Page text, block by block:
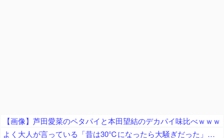
【画像】芦田愛菜のペタパイと本田望結のデカパイ味比べｗｗｗ
よく大人が言っている「昔は30℃になったら大騒ぎだった」、過去の統計データから真実かどうか検証した結果……